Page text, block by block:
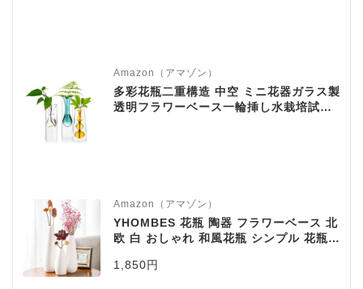
Amazon（アマゾン）
多彩花瓶二重構造 中空 ミニ花器ガラス製
透明フラワーベース一輪挿し水栽培試験
Amazon（アマゾン）
YHOMBES 花瓶 陶器 フラワーベース 北
欧 白 おしゃれ 和風花瓶 シンプル 花瓶
ゼント ギフト【水滴】高さ23cm
1,850円